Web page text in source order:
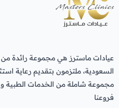
عيادات ماسترز هي مجموعة رائدة من
السعودية، ملتزمون بتقديم رعاية
مجموعة شاملة من الخدمات
فروعنا